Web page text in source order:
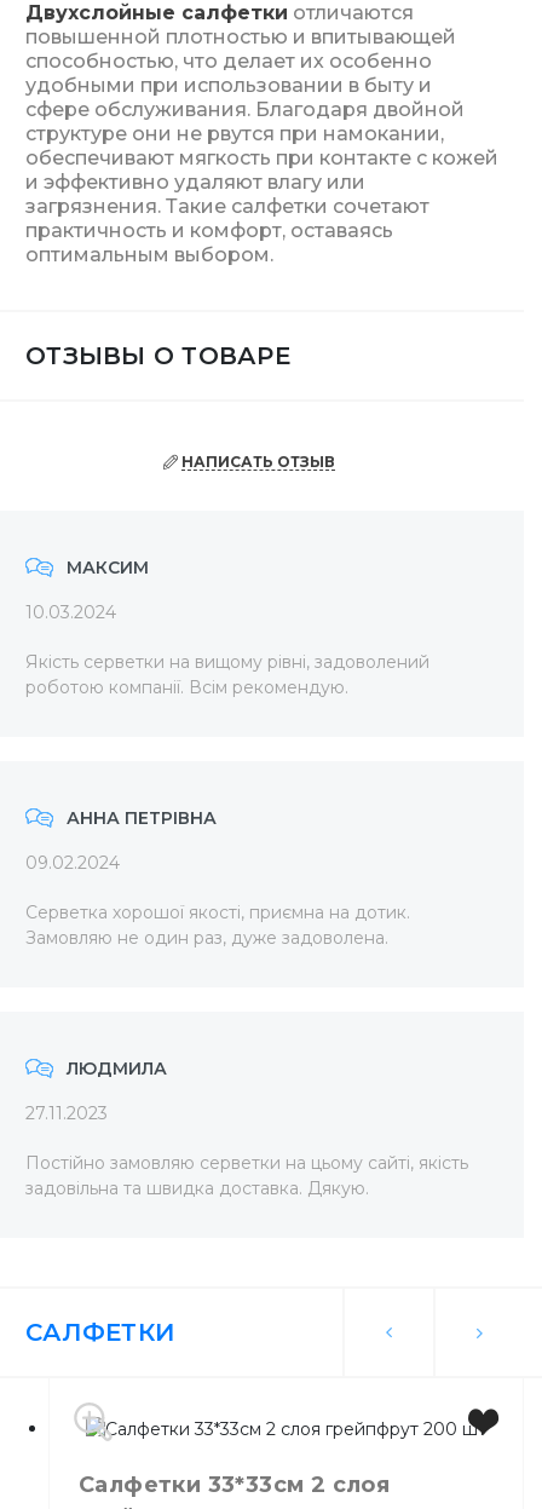
Двухслойные салфетки отличаются
повышенной плотностью и впитывающей
способностью, что делает их особенно
удобными при использовании в быту и
сфере обслуживания. Благодаря двойной
структуре они не рвутся при намокании,
обеспечивают мягкость при контакте с кожей
и эффективно удаляют влагу или
загрязнения. Такие салфетки сочетают
практичность и комфорт, оставаясь
оптимальным выбором.
ОТЗЫВЫ О ТОВАРЕ
НАПИСАТЬ ОТЗЫВ
МАКСИМ
10.03.2024
Якість серветки на вищому рівні, задоволений
роботою компанії. Всім рекомендую.
АННА ПЕТРІВНА
09.02.2024
Серветка хорошої якості, приємна на дотик.
Замовляю не один раз, дуже задоволена.
ЛЮДМИЛА
27.11.2023
Постійно замовляю серветки на цьому сайті, якість
задовільна та швидка доставка. Дякую.
САЛФЕТКИ
Салфетки 33*33см 2 слоя